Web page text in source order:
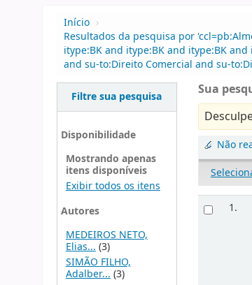
Início ›
Resultados da pesquisa por
itype:BK and itype:BK and itype:BK
and su-to:Direito Comercial and su-
Filtre sua pesquisa
Disponibilidade
Mostrando apenas
itens disponíveis
Exibir todos os itens
Autores
MEDEIROS NETO,
Elias...(3)
SIMÃO FILHO,
Adalber... (3)
Sua
Não
1.